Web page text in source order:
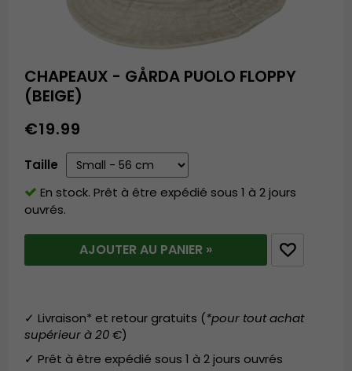
CHAPEAUX - GÅRDA PUOLO FLOPPY
(BEIGE)
€19.99
Taille
En stock. Prêt à être expédié sous 1 à 2 jours
ouvrés.
AJOUTER AU PANIER »
✓ Livraison* et retour gratuits (*pour tout achat
supérieur à 20 €)
✓ Prêt à être expédié sous 1 à 2 jours ouvrés